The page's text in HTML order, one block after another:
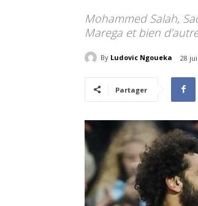
Mohammed Salah,
Marega et bien
By Ludovic Ngoueka 28
Partager